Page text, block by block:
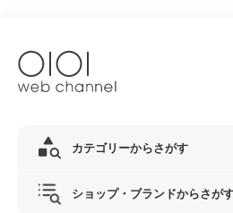
カテゴリーからさがす
ショップ・ブランドからさが